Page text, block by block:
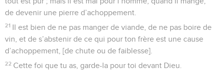
de devenir une pierre d’achoppement.
21 Il est bien de ne pas manger de viande, de ne pas boire de
vin, et de s’abstenir de ce qui pour ton frère est une cause
d’achoppement, [de chute ou de faiblesse].
22 Cette foi que tu as, garde-la pour toi devant Dieu.